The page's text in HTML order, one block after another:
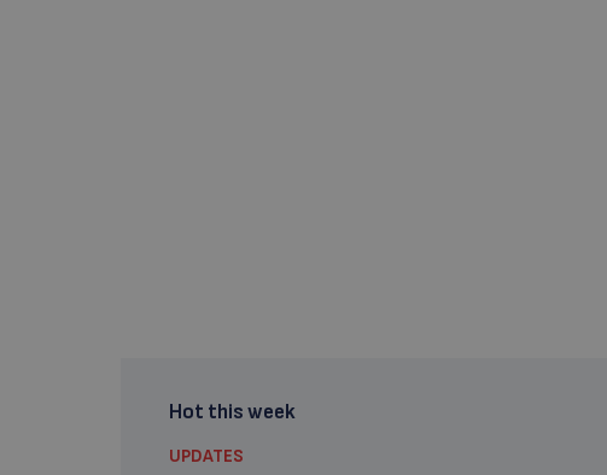
Hot this week
UPDATES